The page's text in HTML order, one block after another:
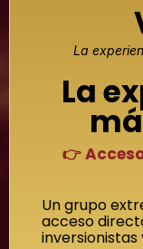
La
La
👉
Un grupo
acceso
inversionistas